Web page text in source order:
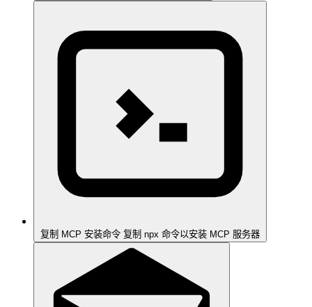
复制 MCP 安装命令 复制 npx 命令以安装 MCP 服务器